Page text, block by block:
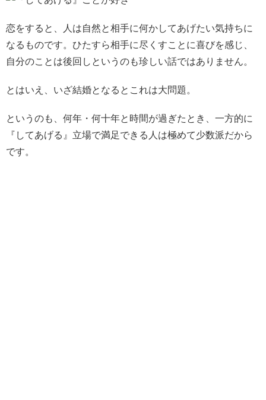
恋をすると、人は自然と相手に何かしてあげたい気持ちに
なるものです。ひたすら相手に尽くすことに喜びを感じ、
自分のことは後回しというのも珍しい話ではありません。
とはいえ、いざ結婚となるとこれは大問題。
というのも、何年・何十年と時間が過ぎたとき、一方的に
『してあげる』立場で満足できる人は極めて少数派だから
です。